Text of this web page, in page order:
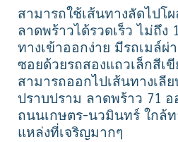
สามารถใช้เส้นทางลัดไปโ
ลาดพร้าวได้รวดเร็ว ไม่ถึง
ทางเข้าออกง่าย มีรถเมล์ผ่
ซอยด้วยรถสองแถวเล็กสีเ
สามารถออกไปเส้นทางเลี
ปราบปราม ลาดพร้าว 71 อ
ถนนเกษตร-นวมินทร์ ใกล้
แหล่งที่เจริญมากๆ